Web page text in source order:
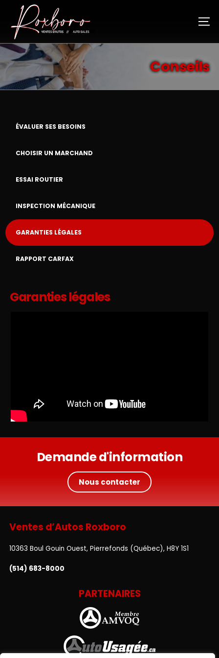
Conseils
ÉVALUER SES BESOINS
CHOISIR UN MARCHAND
ESSAI ROUTIER
INSPECTION MÉCANIQUE
GARANTIES LÉGALES
RAPPORT CARFAX
Garanties légales
Demande d'information
Nous contacter
Ventes d’Autos Roxboro
10363 Boul Gouin Ouest, Pierrefonds (Québec), H8Y 1S1
(514) 683-8000
PARTENAIRES